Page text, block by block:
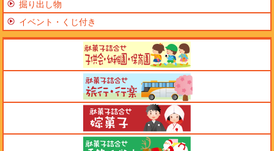
掘り出し物
イベント・くじ付き